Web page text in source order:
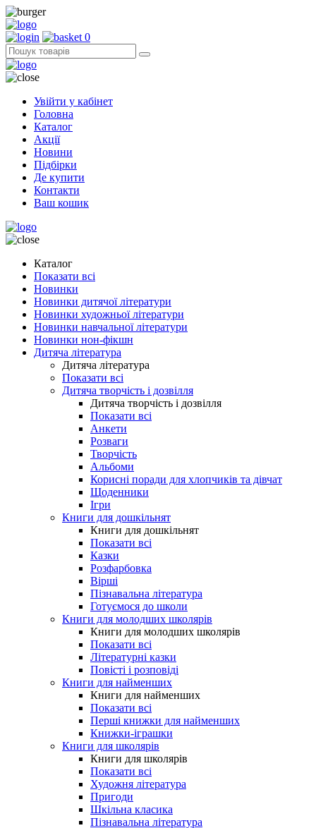
0
Увійти у кабінет
Головна
Каталог
Акції
Новини
Підбірки
Де купити
Контакти
Ваш кошик
Каталог
Показати всі
Новинки
Новинки дитячої літератури
Новинки художньої літератури
Новинки навчальної літератури
Новинки нон-фікшн
Дитяча література
Дитяча література
Показати всі
Дитяча творчість і дозвілля
Дитяча творчість і дозвілля
Показати всі
Анкети
Розваги
Творчість
Альбоми
Корисні поради для хлопчиків та дівчат
Щоденники
Ігри
Книги для дошкільнят
Книги для дошкільнят
Показати всі
Казки
Розфарбовка
Вірші
Пізнавальна література
Готуємося до школи
Книги для молодших школярів
Книги для молодших школярів
Показати всі
Літературні казки
Повісті і розповіді
Книги для найменших
Книги для найменших
Показати всі
Перші книжки для найменших
Книжки-іграшки
Книги для школярів
Книги для школярів
Показати всі
Художня література
Пригоди
Шкільна класика
Пізнавальна література